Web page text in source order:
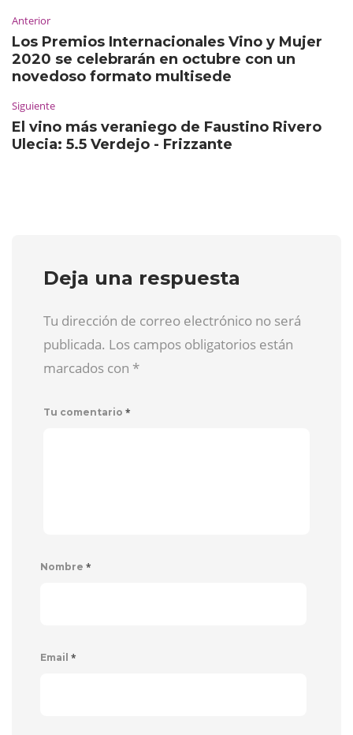
Anterior
Los Premios Internacionales Vino y Mujer
2020 se celebrarán en octubre con un
novedoso formato multisede
Siguiente
El vino más veraniego de Faustino Rivero
Ulecia: 5.5 Verdejo - Frizzante
Deja una respuesta
Tu dirección de correo electrónico no será
publicada. Los campos obligatorios están
marcados con *
Tu comentario *
Nombre *
Email *